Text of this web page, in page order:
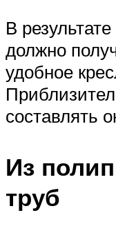
В
должно
удобное
составлять
Из
труб